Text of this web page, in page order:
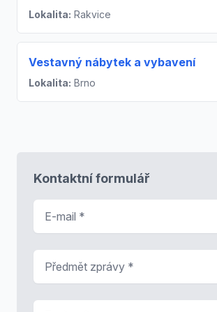
Lokalita: Rakvice
Vestavný nábytek a vybavení
Lokalita: Brno
Kontaktní formulář